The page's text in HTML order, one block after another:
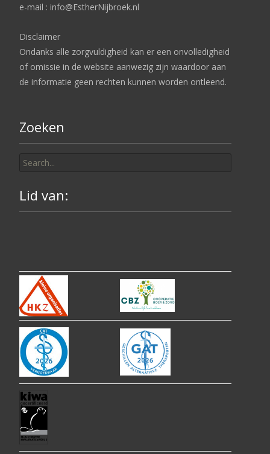
e-mail : info@EstherNijbroek.nl
Disclaimer
Ondanks alle zorgvuldigheid kan er een onvolledigheid
of omissie in de website aanwezig zijn waardoor aan
de informatie geen rechten kunnen worden ontleend.
Zoeken
for:
Lid van: